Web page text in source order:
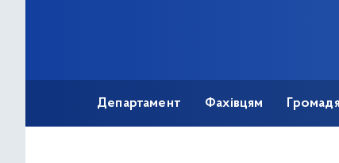
Департамент Фахівцям